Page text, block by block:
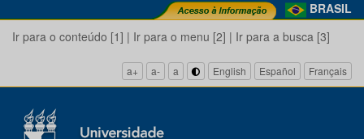
BRASIL
Ir para o conteúdo [1] | Ir para o menu [2] | Ir para a busca [3]
a+ a- a English Español Français